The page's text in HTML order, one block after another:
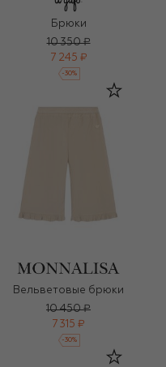
Брюки
10 350 ₽
7 245 ₽
-30%
Вельветовые брюки
10 450 ₽
7 315 ₽
-30%